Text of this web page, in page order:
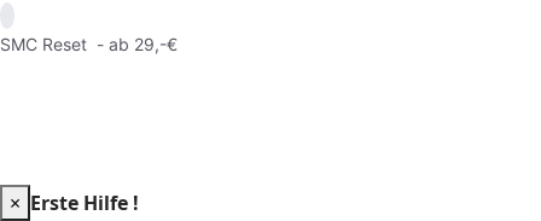
SMC Reset - ab 29,-€
× Erste Hilfe !